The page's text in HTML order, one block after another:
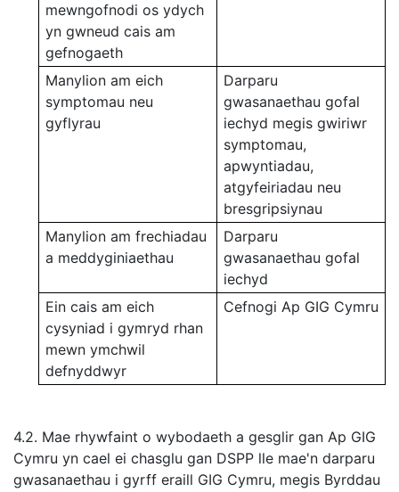
mewngofnodi os ydych
yn gwneud cais am
gefnogaeth
Manylion am eich
symptomau neu
gyflyrau
Darparu
gwasanaethau gofal
iechyd megis gwiriwr
symptomau,
apwyntiadau,
atgyfeiriadau neu
bresgripsiynau
Manylion am frechiadau
a meddyginiaethau
Darparu
gwasanaethau gofal
iechyd
Ein cais am eich
cysyniad i gymryd rhan
mewn ymchwil
defnyddwyr
Cefnogi Ap GIG Cymru
4.2. Mae rhywfaint o wybodaeth a gesglir gan Ap GIG
Cymru yn cael ei chasglu gan DSPP lle mae'n darparu
gwasanaethau i gyrff eraill GIG Cymru, megis Byrddau